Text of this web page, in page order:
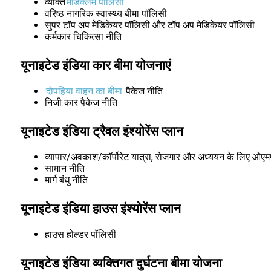
व्यक्तिमेडिक्लेम पॉलिसी
वरिष्ठ नागरिक स्वास्थ्य बीमा पॉलिसी
सुपर टॉप अप मेडिकेयर पॉलिसी और टॉप अप मेडिकेयर पॉलिसी
कर्मकार चिकित्सा नीति
यूनाइटेड इंडिया कार बीमा योजनाएं
दोपहिया वाहन का बीमा पैकेज नीति
निजी कार पैकेज नीति
यूनाइटेड इंडिया ट्रैवल इंश्योरेंस प्लान
व्यापार/अवकाश/कॉर्पोरेट यात्रा, रोजगार और अध्ययन के लिए
सामान नीति
मार्ग बंधु नीति
यूनाइटेड इंडिया हाउस इंश्योरेंस प्लान
हाउस होल्डर पॉलिसी
यूनाइटेड इंडिया व्यक्तिगत दुर्घटना बीमा योजना